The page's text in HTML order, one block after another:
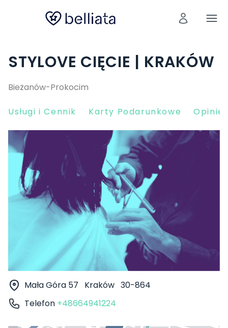
STYLOVE CIĘCIE | KRAKÓW
Bieżanów-Prokocim
Usługi i Cennik Karty Podarunkowe Opinie
Mała Góra 57 Kraków 30-864
Telefon +48664941224